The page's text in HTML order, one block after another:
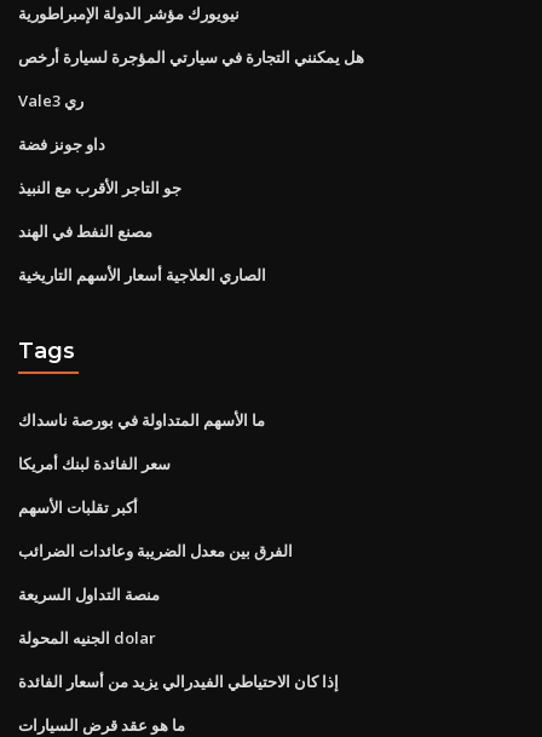
نيويورك مؤشر الدولة الإمبراطورية
هل يمكنني التجارة في سيارتي المؤجرة لسيارة أرخص
Vale3 ري
داو جونز فضة
جو التاجر الأقرب مع النبيذ
مصنع النفط في الهند
الصاري العلاجية أسعار الأسهم التاريخية
Tags
ما الأسهم المتداولة في بورصة ناسداك
سعر الفائدة لبنك أمريكا
أكبر تقلبات الأسهم
الفرق بين معدل الضريبة وعائدات الضرائب
منصة التداول السريعة
الجنيه المحولة dolar
إذا كان الاحتياطي الفيدرالي يزيد من أسعار الفائدة
ما هو عقد قرض السيارات